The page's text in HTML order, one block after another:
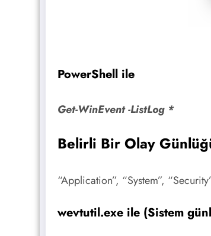
PowerShell ile
Get-WinEvent -ListLog *
Belirli Bir Olay
“Application”, “System”,
wevtutil.exe ile (Sistem